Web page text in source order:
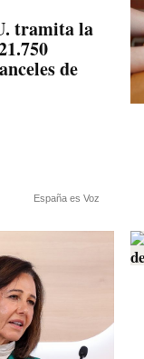
tramita la
de
España es Voz